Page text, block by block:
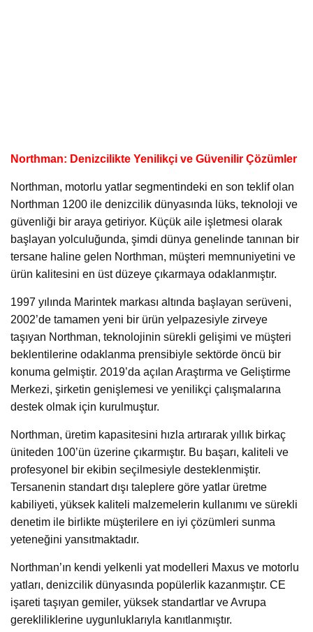
Northman: Denizcilikte Yenilikçi ve Güvenilir Çözümler
Northman, motorlu yatlar segmentindeki en son teklif olan
Northman 1200 ile denizcilik dünyasında lüks, teknoloji ve
güvenliği bir araya getiriyor. Küçük aile işletmesi olarak
başlayan yolculuğunda, şimdi dünya genelinde tanınan bir
tersane haline gelen Northman, müşteri memnuniyetini ve
ürün kalitesini en üst düzeye çıkarmaya odaklanmıştır.
1997 yılında Marintek markası altında başlayan serüveni,
2002’de tamamen yeni bir ürün yelpazesiyle zirveye
taşıyan Northman, teknolojinin sürekli gelişimi ve müşteri
beklentilerine odaklanma prensibiyle sektörde öncü bir
konuma gelmiştir. 2019’da açılan Araştırma ve Geliştirme
Merkezi, şirketin genişlemesi ve yenilikçi çalışmalarına
destek olmak için kurulmuştur.
Northman, üretim kapasitesini hızla artırarak yıllık birkaç
üniteden 100’ün üzerine çıkarmıştır. Bu başarı, kaliteli ve
profesyonel bir ekibin seçilmesiyle desteklenmiştir.
Tersanenin standart dışı taleplere göre yatlar üretme
kabiliyeti, yüksek kaliteli malzemelerin kullanımı ve sürekli
denetim ile birlikte müşterilere en iyi çözümleri sunma
yeteneğini yansıtmaktadır.
Northman’ın kendi yelkenli yat modelleri Maxus ve motorlu
yatları, denizcilik dünyasında popülerlik kazanmıştır. CE
işareti taşıyan gemiler, yüksek standartlar ve Avrupa
gerekliliklerine uygunluklarıyla kanıtlanmıştır.